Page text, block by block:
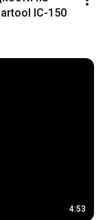
IC-150
4:53